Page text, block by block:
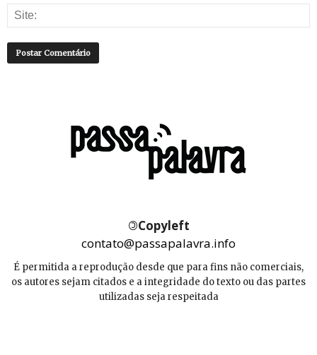
©Copyleft
contato@passapalavra.info
É permitida a reprodução desde que para fins não comerciais,
os autores sejam citados e a integridade do texto ou das partes
utilizadas seja respeitada